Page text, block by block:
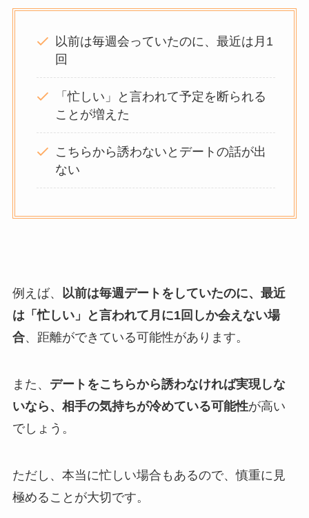
以前は毎週会っていたのに、最近は月1
回
「忙しい」と言われて予定を断られる
ことが増えた
こちらから誘わないとデートの話が出
ない
例えば、 以前は毎週デートをしていたのに、最近
は「忙しい」と言われて月に1回しか会えない場
合、距離ができている可能性があります。
また、 デートをこちらから誘わなければ実現しな
いなら、相手の気持ちが冷めている可能性が高い
でしょう。
ただし、本当に忙しい場合もあるので、慎重に見
極めることが大切です。